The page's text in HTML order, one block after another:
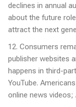
declines in annual
about the future
attract the next
12. Consumers
publisher websites
happens in third-
YouTube.
online news